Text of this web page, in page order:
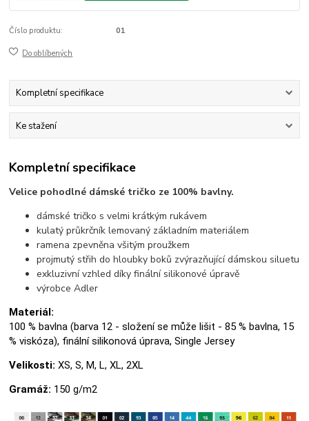
Číslo produktu: 01
Do oblíbených
Kompletní specifikace
Ke stažení
Kompletní specifikace
Velice pohodlné dámské tričko ze 100% bavlny.
dámské tričko s velmi krátkým rukávem
kulatý průkrčník lemovaný základním materiálem
ramena zpevněna všitým proužkem
projmutý střih do hloubky boků zvýrazňující dámskou siluetu
exkluzivní vzhled díky finální silikonové úpravě
výrobce Adler
Materiál:
100 % bavlna (barva 12 - složení se může lišit - 85 % bavlna, 15
% viskóza), finální silikonová úprava, Single Jersey
Velikosti: XS, S, M, L, XL, 2XL
Gramáž: 150 g/m2